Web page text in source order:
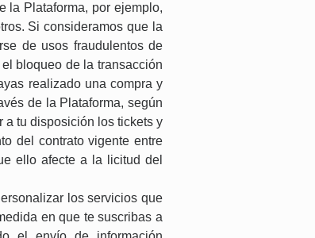
la Plataforma, por ejemplo,
Si consideramos que la
de usos fraudulentos de
bloqueo de la transacción
realizado una compra y
de la Plataforma, según
a tu disposición los tickets y
del contrato vigente entre
ello afecte a la licitud del
los servicios que
en que te suscribas a